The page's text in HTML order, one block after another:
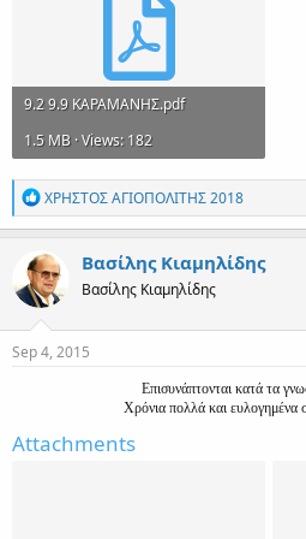
9.2 9.9 ΚΑΡΑΜΑΝΗΣ.pdf
1.5 MB · Views: 182
R
e
a
c
t
i
o
n
s
ΧΡΗΣΤΟΣ ΑΓΙΟΠΟΛΙΤΗΣ 2018
Βασίλης Κιαμηλίδης
Βασίλης Κιαμηλίδης
Sep 4, 2015
Επισυνάπτονται κατά τα
Χρόνια πολλά και ευλογημένα
Attachments